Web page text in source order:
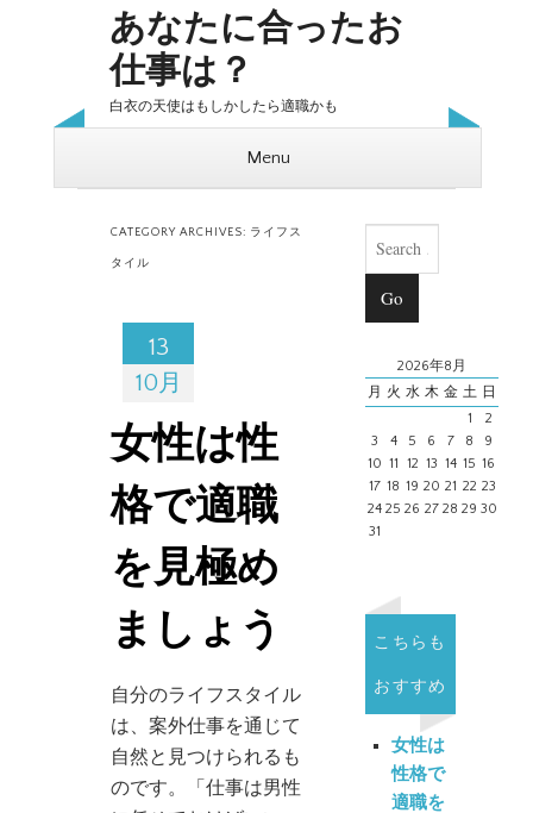
あなたに合ったお
仕事は？
白衣の天使はもしかしたら適職かも
Menu
CATEGORY ARCHIVES: ライフス
タイル
13
10月
女性は性
格で適職
を見極め
ましょう
自分のライフスタイル
は、案外仕事を通じて
自然と見つけられるも
のです。「仕事は男性
Search
2026年8月
月
火 水 木 金 土 日
1
2
3
4 5 6 7 8
9
10 11 12 13 14 15 16
17 18 19 20 21 22 23
24 25 26 27 28 29 30
31
こちらも
おすすめ
女性は
性格で
適職を